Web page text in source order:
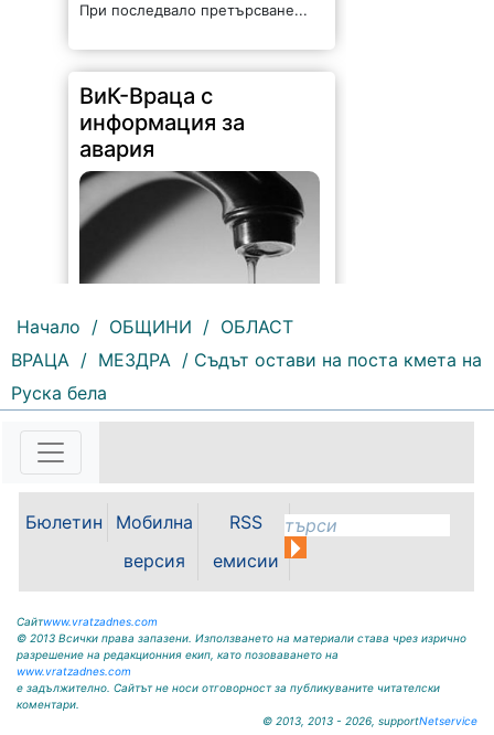
При последвало претърсване...
ВиК-Враца с
информация за
авария
191 | 2026-08-07 10:31:48
"Водоснабдяване и канализация“
ООД – Враца уведомява своите
възникнала аварийна ситуация е
спряно водоподаването в
ул."Никола Вапцаров" днес
07.08.2026г. до отстраняване на
аварията. Тел.: 092 66 11 19 Тел.:
0889 316...
Начало / ОБЩИНИ / ОБЛАСТ
ВРАЦА / МЕЗДРА / Съдът остави на поста кмета на
Руска бела
Бюлетин
Мобилна
версия
RSS
емисии
Сайтwww.vratzadnes.com
© 2013 Всички права запазени. Използването на материали става чрез изрично
разрешение на редакционния екип, като позоваването на
www.vratzadnes.com
е задължително. Сайтът не носи отговорност за публикуваните читателски
коментари.
© 2013, 2013 - 2026, supportNetservice